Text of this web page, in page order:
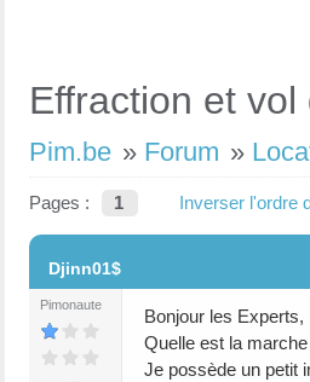
Effraction et
Pim.be » Forum »
Pages : 1 Inverser l'ordre
Djinn01$
Pimonaute
Bonjour les Experts,
Quelle est la
Je possède un petit